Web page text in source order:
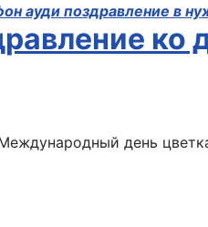
ауди поздравление в
ко